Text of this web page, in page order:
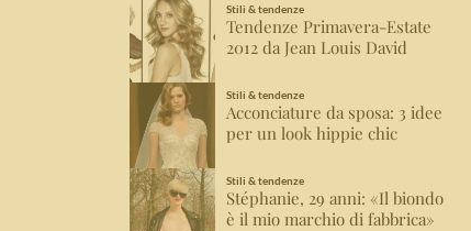
Stili & tendenze
Tendenze Primavera-Estate
2012 da Jean Louis David
Stili & tendenze
Acconciature da sposa: 3 idee
per un look hippie chic
Stili & tendenze
Stéphanie, 29 anni: «Il biondo
è il mio marchio di fabbrica»